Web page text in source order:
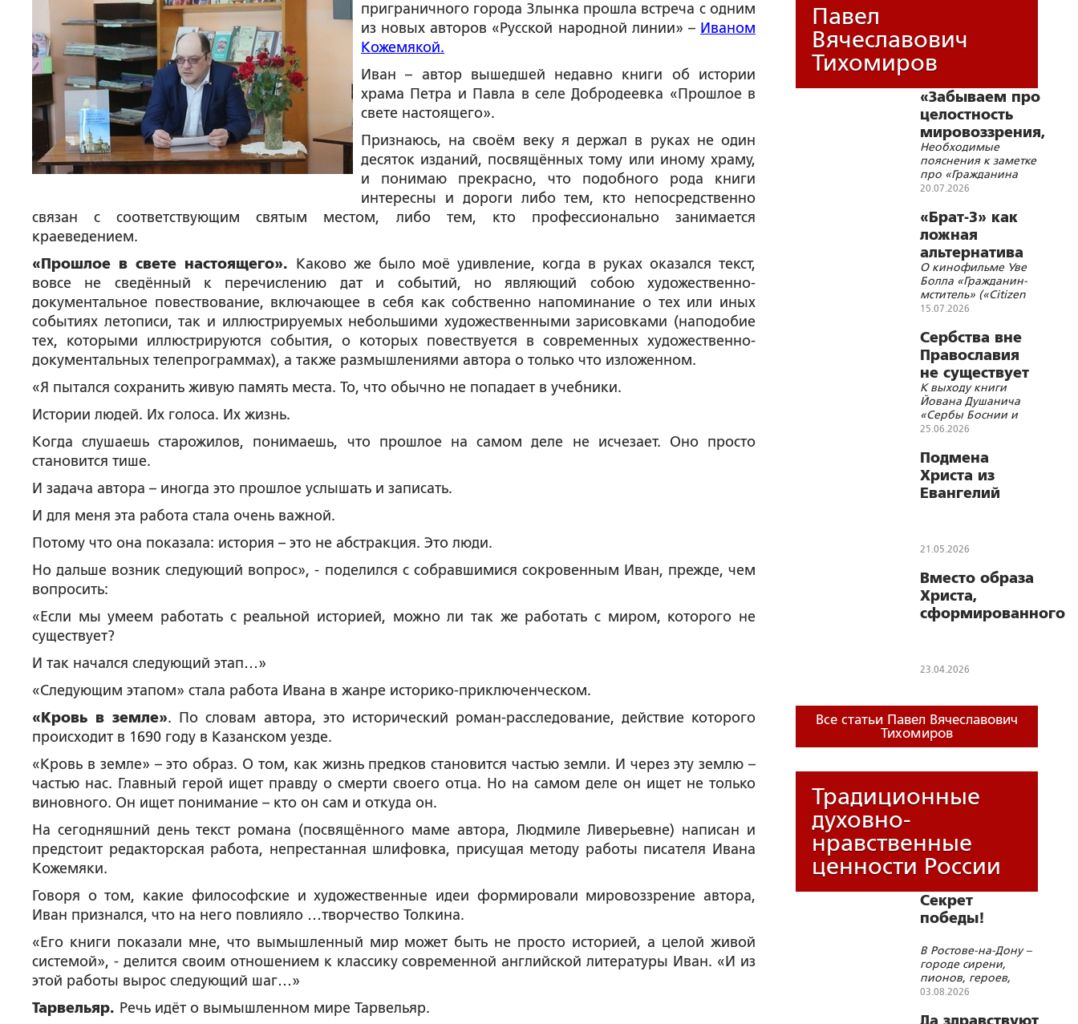
приграничного города Злынка прошла встреча с одним
из новых авторов «Русской народной линии» – Иваном
Кожемякой.
Иван – автор вышедшей недавно книги об истории
храма Петра и Павла в селе Добродеевка «Прошлое в
свете настоящего».
Признаюсь, на своём веку я держал в руках не один
десяток изданий, посвящённых тому или иному храму,
и понимаю прекрасно, что подобного рода книги
интересны и дороги либо тем, кто непосредственно
связан с соответствующим святым местом, либо тем, кто профессионально занимается
краеведением.
«Прошлое в свете настоящего».
Каково же было моё удивление, когда в руках оказался текст,
вовсе не сведённый к перечислению дат и событий, но являющий собою художественно-
документальное повествование, включающее в себя как собственно напоминание о тех или иных
событиях летописи, так и иллюстрируемых небольшими художественными зарисовками (наподобие
тех, которыми иллюстрируются события, о которых повествуется в современных художественно-
документальных телепрограммах), а также размышлениями автора о только что изложенном.
«Я пытался сохранить живую память места. То, что обычно не попадает в учебники.
Истории людей. Их голоса. Их жизнь.
Когда слушаешь старожилов, понимаешь, что прошлое на самом деле не исчезает. Оно просто
становится тише.
И задача автора – иногда это прошлое услышать и записать.
И для меня эта работа стала очень важной.
Потому что она показала: история – это не абстракция. Это люди.
Но дальше возник следующий вопрос», - поделился с собравшимися сокровенным Иван, прежде, чем
вопросить:
«Если мы умеем работать с реальной историей, можно ли так же работать с миром, которого не
существует?
И так начался следующий этап…»
«Следующим этапом» стала работа Ивана в жанре историко-приключенческом.
«Кровь в земле». По словам автора, это исторический роман-расследование, действие которого
происходит в 1690 году в Казанском уезде.
«Кровь в земле» – это образ. О том, как жизнь предков становится частью земли. И через эту землю –
частью нас. Главный герой ищет правду о смерти своего отца. Но на самом деле он ищет не только
виновного. Он ищет понимание – кто он сам и откуда он.
На сегодняшний день текст романа (посвящённого маме автора, Людмиле Ливерьевне) написан и
предстоит редакторская работа, непрестанная шлифовка, присущая методу работы писателя Ивана
Кожемяки.
Говоря о том, какие философские и художественные идеи формировали мировоззрение автора,
Иван признался, что на него повлияло …творчество Толкина.
«Его книги показали мне, что вымышленный мир может быть не просто историей, а целой живой
системой», - делится своим отношением к классику современной английской литературы Иван. «И из
этой работы вырос следующий шаг…»
Тарвельяр. Речь идёт о вымышленном мире Тарвельяр.
Павел
Вячеславович
Тихомиров
«Забываем про
целостность
мировоззрения,
вот и
попадаемся на
обманки»
Необходимые
пояснения к заметке
про «Гражданина
мстителя»
20.07.2026
«Брат-3» как
ложная
альтернатива
превращению
всех нас в
неоОрду
О кинофильме Уве
Болла «Гражданин-
мститель» («Citizen
Vigilante»)
15.07.2026
Сербства вне
Православия
не существует
К выходу книги
Йована Душанича
«Сербы Боснии и
Герцеговины под
управлением. 1878-
1918»
25.06.2026
Подмена
Христа из
Евангелий
«Иешуа Га-
21.05.2026
Вместо образа
Христа,
сформированного
икону, но
«Мастера и
Маргариты»
23.04.2026
Все статьи Павел Вячеславович
Тихомиров
Традиционные
духовно-
нравственные
ценности России
Секрет
победы!
В Ростове-на-Дону –
городе сирени,
пионов, героев,
молитв и красоты
03.08.2026
Да здравствуют